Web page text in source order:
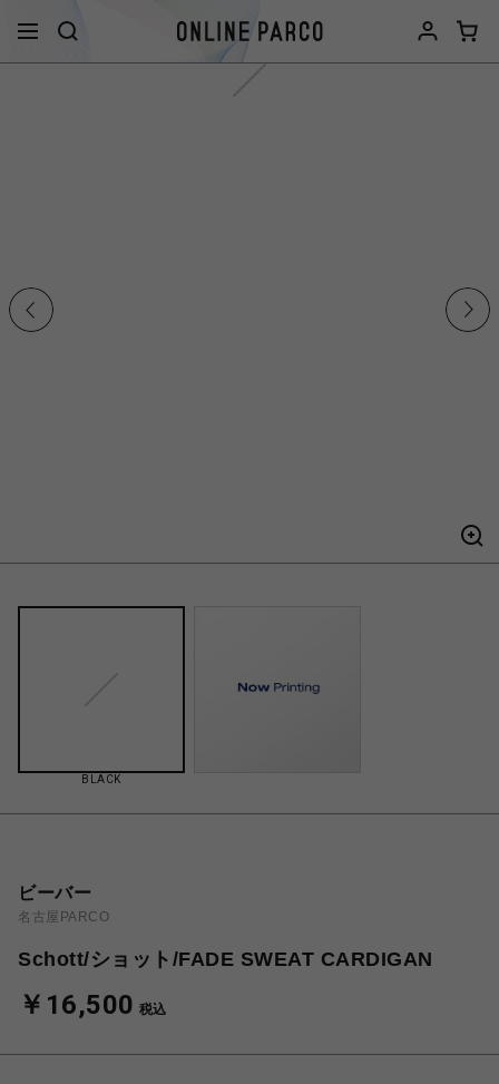
BLACK
ビーバー
名古屋PARCO
Schott/ショット/FADE SWEAT CARDIGAN
￥16,500 税込